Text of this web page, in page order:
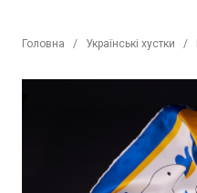
Головна Українські хустки